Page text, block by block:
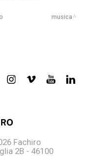
musica
Fachiro
2B - 46100